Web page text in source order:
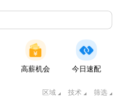
高薪机会 今日速配
区域 技术 筛选